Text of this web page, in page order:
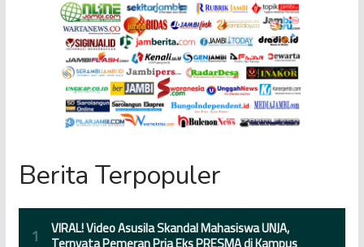
Berita Terpopuler